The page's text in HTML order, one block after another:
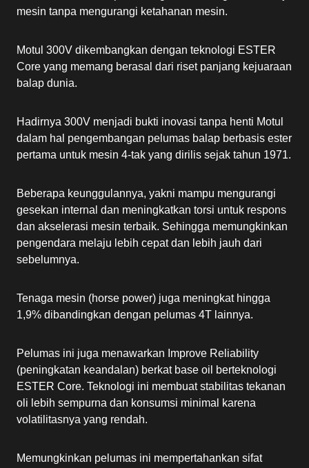
mesin tanpa mengurangi ketahanan mesin.
Motul 300V dikembangkan dengan teknologi ESTER
Core yang memang berasal dari riset panjang kejuaraan
balap dunia.
Hadirnya 300V menjadi bukti inovasi tanpa henti Motul
dalam hal pengembangan pelumas balap berbasis ester
pertama untuk mesin 4-tak yang dirilis sejak tahun 1971.
Beberapa keunggulannya, yakni mampu mengurangi
gesekan internal dan meningkatkan torsi untuk respons
dan akselerasi mesin terbaik. Sehingga memungkinkan
pengendara melaju lebih cepat dan lebih jauh dari
sebelumnya.
Tenaga mesin (horse power) juga meningkat hingga
1,9% dibandingkan dengan pelumas 4T lainnya.
Pelumas ini juga menawarkan Improve Reliability
(peningkatan keandalan) berkat base oil berteknologi
ESTER Core. Teknologi ini membuat stabilitas tekanan
oli lebih sempurna dan konsumsi minimal karena
volatilitasnya yang rendah.
Memungkinkan pelumas ini mempertahankan sifat